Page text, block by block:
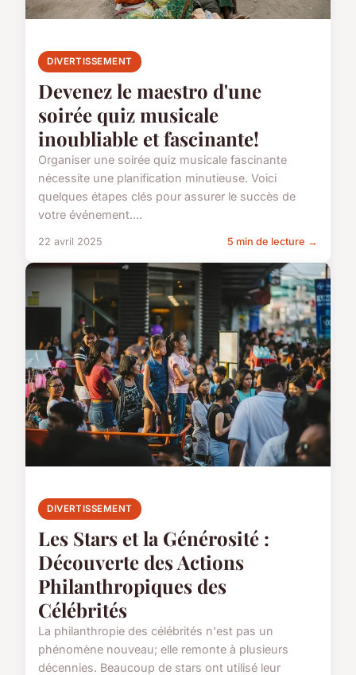
DIVERTISSEMENT
Devenez le maestro d'une
soirée quiz musicale
inoubliable et fascinante!
Organiser une soirée quiz musicale fascinante
nécessite une planification minutieuse. Voici
quelques étapes clés pour assurer le succès de
votre événement....
22 avril 2025 5 min de lecture →
DIVERTISSEMENT
Les Stars et la Générosité :
Découverte des Actions
Philanthropiques des
Célébrités
La philanthropie des célébrités n'est pas un
phénomène nouveau; elle remonte à plusieurs
décennies. Beaucoup de stars ont utilisé leur